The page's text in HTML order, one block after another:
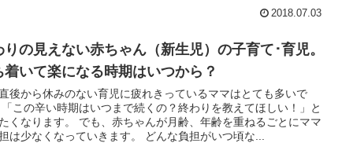
2018.07.03
りの見えない赤ちゃん（新生児）の子育て･育児。
着いて楽になる時期はいつから？
後から休みのない育児に疲れきっているママはとても多いで
この辛い時期はいつまで続くの？終わりを教えてほしい！」と
くなります。 でも、赤ちゃんが月齢、年齢を重ねるごとにママ
は少なくなっていきます。 どんな負担がいつ頃な...